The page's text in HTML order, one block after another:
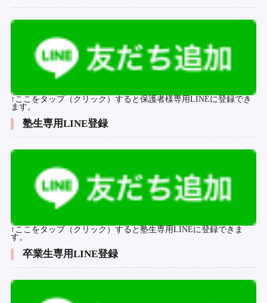
↑ここをタップ（クリック）すると保護者様専用LINEに登録でき
ます。
塾生専用LINE登録
↑ここをタップ（クリック）すると塾生専用LINEに登録できま
す。
卒業生専用LINE登録